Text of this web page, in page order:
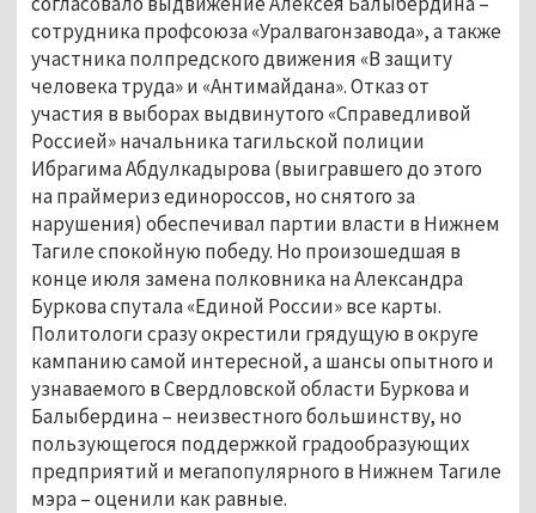
сотрудника профсоюза «Уралвагонзавода», а также
участника полпредского движения «В защиту
человека труда» и «Антимайдана». Отказ от
участия в выборах выдвинутого «Справедливой
Россией» начальника тагильской полиции
Ибрагима Абдулкадырова (выигравшего до этого
на праймериз единороссов, но снятого за
нарушения) обеспечивал партии власти в Нижнем
Тагиле спокойную победу. Но произошедшая в
конце июля замена полковника на Александра
Буркова спутала «Единой России» все карты.
Политологи сразу окрестили грядущую в округе
кампанию самой интересной, а шансы опытного и
узнаваемого в Свердловской области Буркова и
Балыбердина – неизвестного большинству, но
пользующегося поддержкой градообразующих
предприятий и мегапопулярного в Нижнем Тагиле
мэра – оценили как равные.